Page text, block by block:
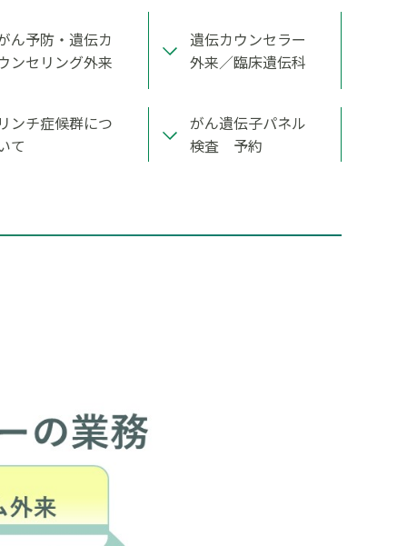
ん予防・遺伝カ
ンセリング外来
遺伝カウンセラー
外来／臨床遺伝科
ンチ症候群につ
て
がん遺伝子パネル
検査 予約